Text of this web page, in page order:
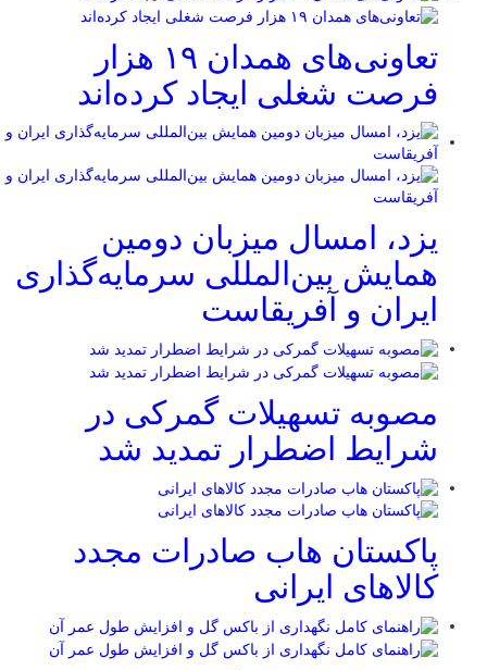
تعاونی‌های همدان ۱۹ هزار
فرصت شغلی ایجاد کرده‌اند
یزد، امسال میزبان دومین
همایش بین‌المللی سرمایه‌گذاری
ایران و آفریقاست
مصوبه تسهیلات گمرکی در
شرایط اضطرار تمدید شد
پاکستان هاب صادرات مجدد
کالاهای ایرانی